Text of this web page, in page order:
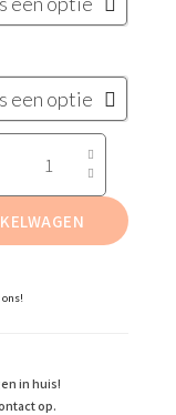
in huis!
op.